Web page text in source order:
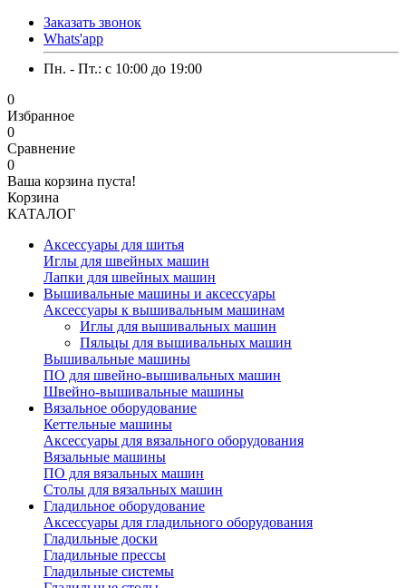
Заказать звонок
Whats'app
Пн. - Пт.: c 10:00 до 19:00
0
Избранное
0
Сравнение
0
Ваша корзина пуста!
Корзина
КАТАЛОГ
Аксессуары для шитья
Иглы для швейных машин
Лапки для швейных машин
Вышивальные машины и аксессуары
Аксессуары к вышивальным машинам
Иглы для вышивальных машин
Пяльцы для вышивальных машин
Вышивальные машины
ПО для швейно-вышивальных машин
Швейно-вышивальные машины
Вязальное оборудование
Кеттельные машины
Аксессуары для вязального оборудования
Вязальные машины
ПО для вязальных машин
Столы для вязальных машин
Гладильное оборудование
Аксессуары для гладильного оборудования
Гладильные доски
Гладильные прессы
Гладильные системы